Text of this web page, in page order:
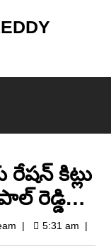
రేషన్ కిట్లు
రెడ్డి…
| 5:31 am |